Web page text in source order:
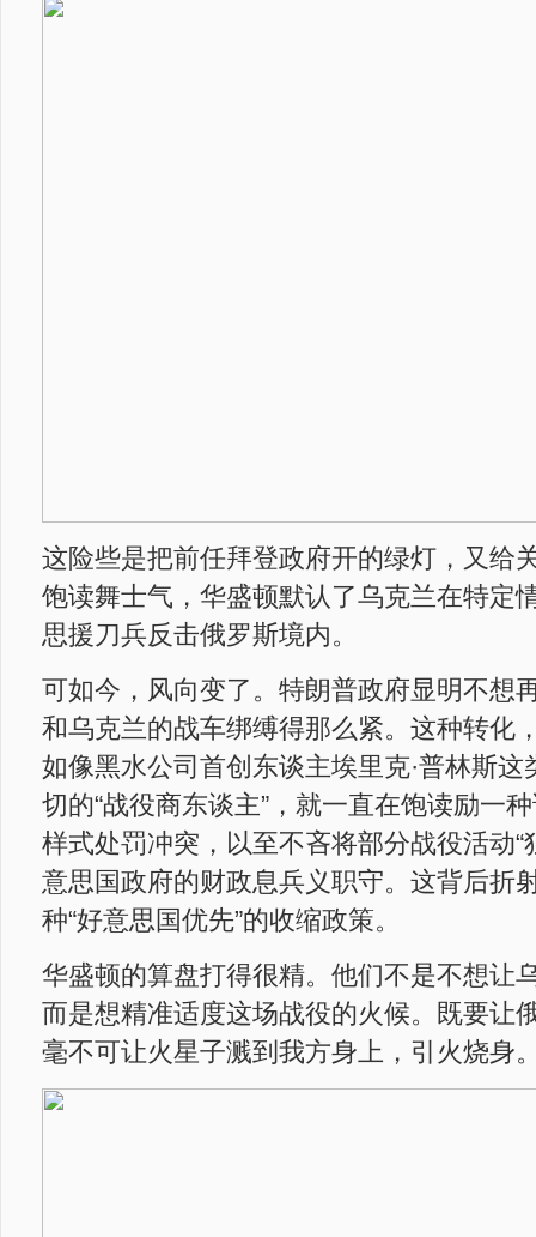
这险些是把前任拜登政府开的绿灯，又给
饱读舞士气，华盛顿默认了乌克兰在特定
思援刀兵反击俄罗斯境内。
可如今，风向变了。特朗普政府显明不想
和乌克兰的战车绑缚得那么紧。这种转化
如像黑水公司首创东谈主埃里克·普林斯这
切的“战役商东谈主”，就一直在饱读励一
样式处罚冲突，以至不吝将部分战役活动“
意思国政府的财政息兵义职守。这背后折
种“好意思国优先”的收缩政策。
华盛顿的算盘打得很精。他们不是不想让
而是想精准适度这场战役的火候。既要让
毫不可让火星子溅到我方身上，引火烧身